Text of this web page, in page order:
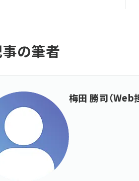
の筆者
梅田 勝司（Web